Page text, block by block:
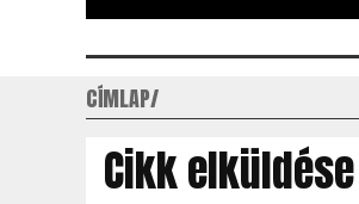
CÍMLAP
Cikk elküldése